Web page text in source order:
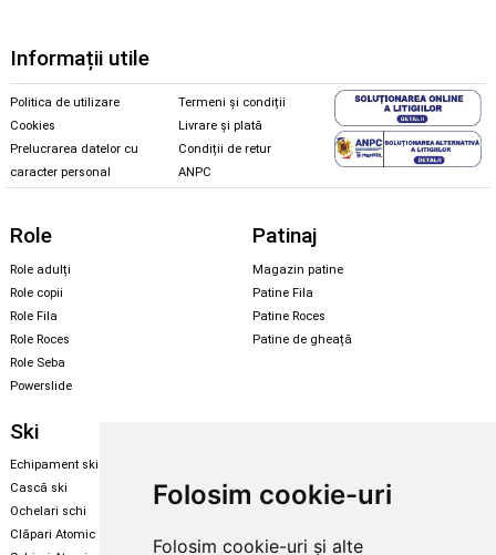
Folosim cookie-uri
Folosim cookie-uri și alte
Informații utile
Politica de utilizare
Cookies
Prelucrarea datelor cu
caracter personal
Termeni și condiții
Livrare și plată
Condiții de retur
ANPC
Role
Role adulți
Role copii
Role Fila
Role Roces
Role Seba
Powerslide
Patinaj
Magazin patine
Patine Fila
Patine Roces
Patine de gheață
Ski
Echipament ski
Cască ski
Ochelari schi
Clăpari Atomic
Echipament snowboard